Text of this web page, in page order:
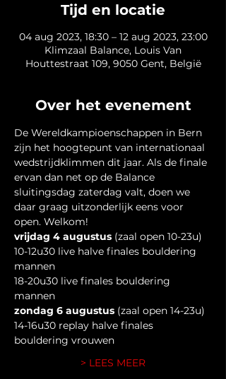
Tijd en locatie
04 aug 2023, 18:30 – 12 aug 2023, 23:00
Klimzaal Balance, Louis Van
Houttestraat 109, 9050 Gent, België
Over het evenement
De Wereldkampioenschappen in Bern
zijn het hoogtepunt van internationaal
wedstrijdklimmen dit jaar. Als de finale
ervan dan net op de Balance
sluitingsdag zaterdag valt, doen we
daar graag uitzonderlijk eens voor
open. Welkom!
vrijdag 4 augustus (zaal open 10-23u)
10-12u30 live halve finales bouldering
mannen
18-20u30 live finales bouldering
mannen
zondag 6 augustus (zaal open 14-23u)
14-16u30 replay halve finales
bouldering vrouwen
> LEES MEER